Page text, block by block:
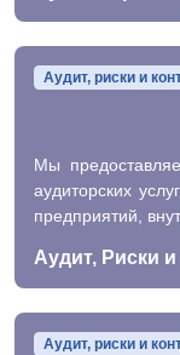
Аудит, риски и
Мы
аудиторских
предприятий,
Аудит, Риски
Аудит, риски и